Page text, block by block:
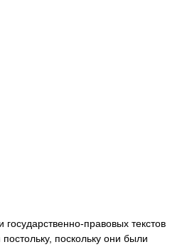
правовых текстов
поскольку они были